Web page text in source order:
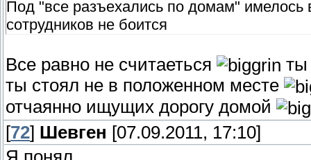
Под "все разъехались по домам" имелось
сотрудников не боится
Все равно не считаеться
ты
ты стоял не в положенном месте
отчаянно ищущих дорогу домой
[72] Шевген [07.09.2011, 17:10]